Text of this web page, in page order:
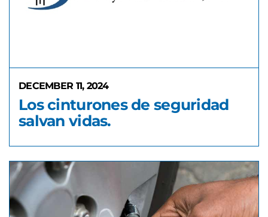
DECEMBER 11, 2024
Los cinturones de seguridad
salvan vidas.